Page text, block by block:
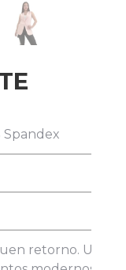
Spandex
retorno.
.